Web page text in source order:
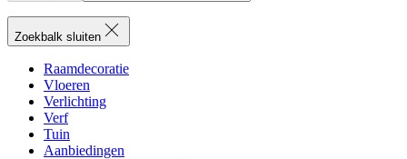
Zoekbalk sluiten
Raamdecoratie
Vloeren
Verlichting
Verf
Tuin
Aanbiedingen